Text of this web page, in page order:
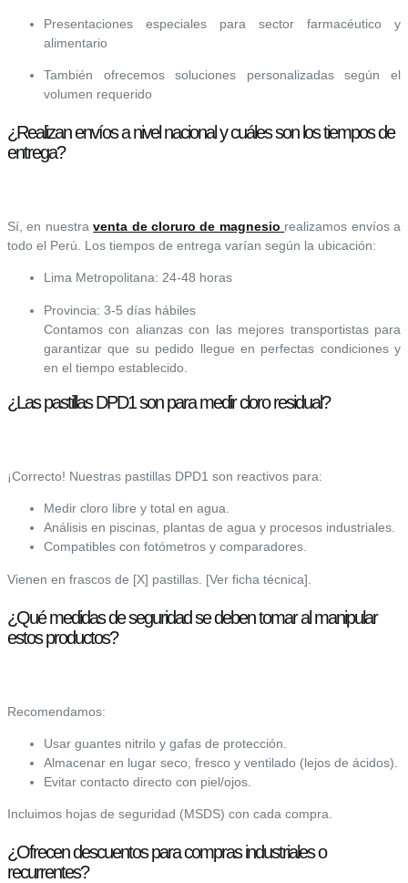
Presentaciones especiales para sector farmacéutico y
alimentario
También ofrecemos soluciones personalizadas según el
volumen requerido
¿Realizan envíos a nivel nacional y cuáles son los tiempos de
entrega?
Sí, en nuestraventa de cloruro de magnesio realizamos envíos a
todo el Perú. Los tiempos de entrega varían según la ubicación:
Lima Metropolitana: 24-48 horas
Provincia: 3-5 días hábiles
Contamos con alianzas con las mejores transportistas para
garantizar que su pedido llegue en perfectas condiciones y
en el tiempo establecido.
¿Las pastillas DPD1 son para medir cloro residual?
¡Correcto! Nuestras pastillas DPD1 son reactivos para:
Medir cloro libre y total en agua.
Análisis en piscinas, plantas de agua y procesos industriales.
Compatibles con fotómetros y comparadores.
Vienen en frascos de [X] pastillas. [Ver ficha técnica].
¿Qué medidas de seguridad se deben tomar al manipular
estos productos?
Recomendamos:
Usar guantes nitrilo y gafas de protección.
Almacenar en lugar seco, fresco y ventilado (lejos de ácidos).
Evitar contacto directo con piel/ojos.
Incluimos hojas de seguridad (MSDS) con cada compra.
¿Ofrecen descuentos para compras industriales o
recurrentes?